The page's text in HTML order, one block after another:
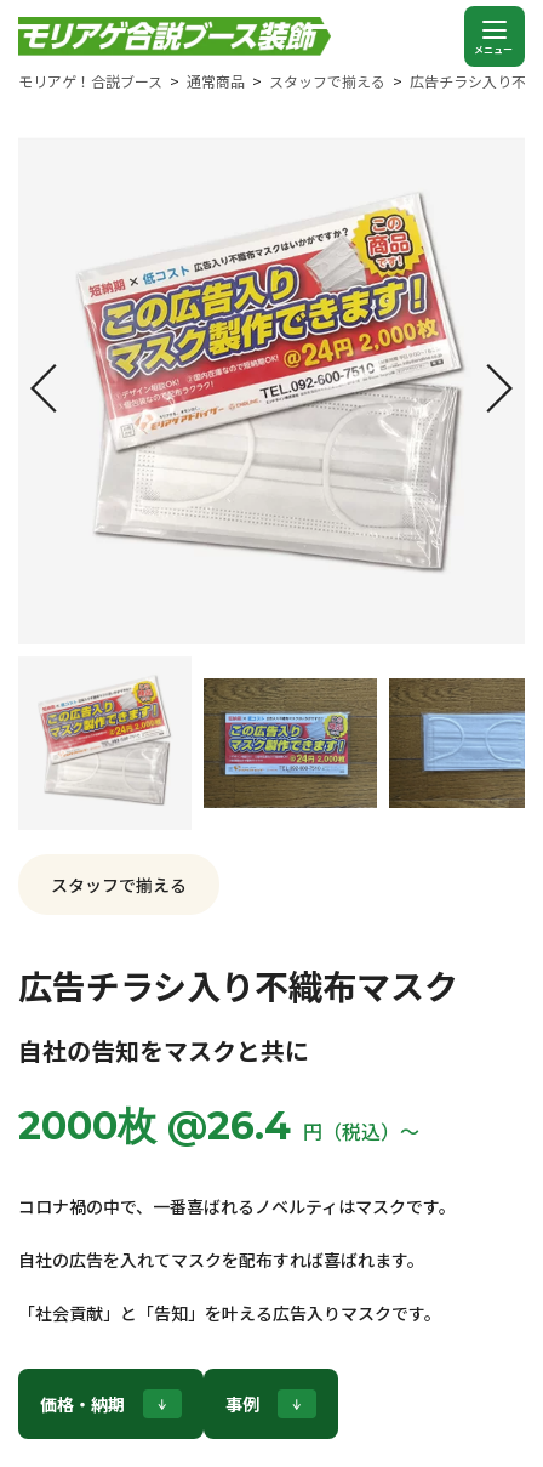
モリアゲ！合説ブース 通常商品 スタッフで揃える 広告チラシ入り不
スタッフで揃える
広告チラシ入り不織布マスク
自社の告知をマスクと共に
2000枚 @26.4 円（税込）〜
コロナ禍の中で、一番喜ばれるノベルティはマスクです。
自社の広告を入れてマスクを配布すれば喜ばれます。
「社会貢献」と「告知」を叶える広告入りマスクです。
価格・納期 事例